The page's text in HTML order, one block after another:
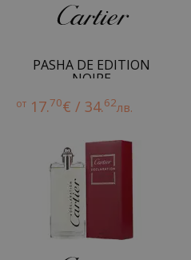
PASHA DE EDITION
NOIRE
от 17.70€ / 34.62лв.